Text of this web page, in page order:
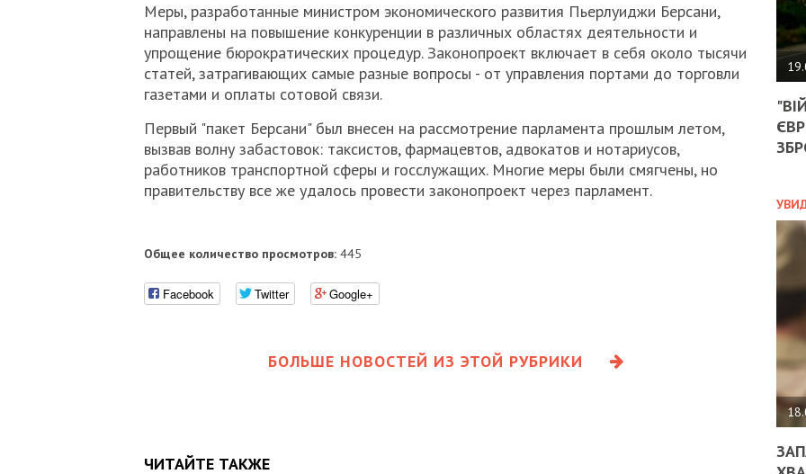
Меры, разработанные министром экономического развития Пьерлуиджи Берсани,
направлены на повышение конкуренции в различных областях деятельности и
упрощение бюрократических процедур. Законопроект включает в себя около тысячи
статей, затрагивающих самые разные вопросы - от управления портами до торговли
газетами и оплаты сотовой связи.
Первый "пакет Берсани" был внесен на рассмотрение парламента прошлым летом,
вызвав волну забастовок: таксистов, фармацевтов, адвокатов и нотариусов,
работников транспортной сферы и госслужащих. Многие меры были смягчены, но
правительству все же удалось провести законопроект через парламент.
Общее количество просмотров:445
Facebook Twitter Google+
БОЛЬШЕ НОВОСТЕЙ ИЗ ЭТОЙ РУБРИКИ
ЧИТАЙТЕ ТАКЖЕ
ДО
ЄС
-